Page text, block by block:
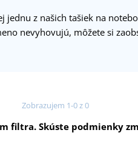
z našich tašiek na
nevyhovujú, môžete si
Zobrazujem 1-0 z 0
filtra. Skúste podmienky